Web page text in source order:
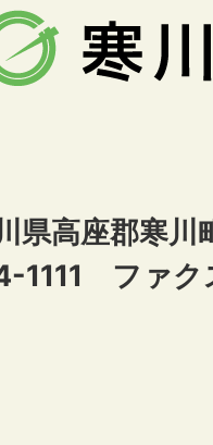
県高座郡寒川
1111 ファ